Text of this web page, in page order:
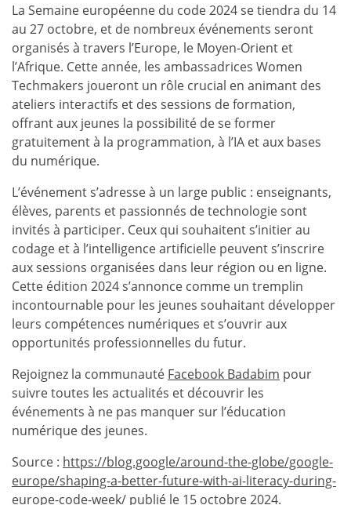
La Semaine européenne du code 2024 se tiendra du 14
au 27 octobre, et de nombreux événements seront
organisés à travers l’Europe, le Moyen-Orient et
l’Afrique. Cette année, les ambassadrices Women
Techmakers joueront un rôle crucial en animant des
ateliers interactifs et des sessions de formation,
offrant aux jeunes la possibilité de se former
gratuitement à la programmation, à l’IA et aux bases
du numérique.
L’événement s’adresse à un large public : enseignants,
élèves, parents et passionnés de technologie sont
invités à participer. Ceux qui souhaitent s’initier au
codage et à l’intelligence artificielle peuvent s’inscrire
aux sessions organisées dans leur région ou en ligne.
Cette édition 2024 s’annonce comme un tremplin
incontournable pour les jeunes souhaitant développer
leurs compétences numériques et s’ouvrir aux
opportunités professionnelles du futur.
Rejoignez la communauté Facebook Badabim pour
suivre toutes les actualités et découvrir les
événements à ne pas manquer sur l’éducation
numérique des jeunes.
Source : https://blog.google/around-the-globe/google-
europe/shaping-a-better-future-with-ai-literacy-during-
europe-code-week/ publié le 15 octobre 2024.